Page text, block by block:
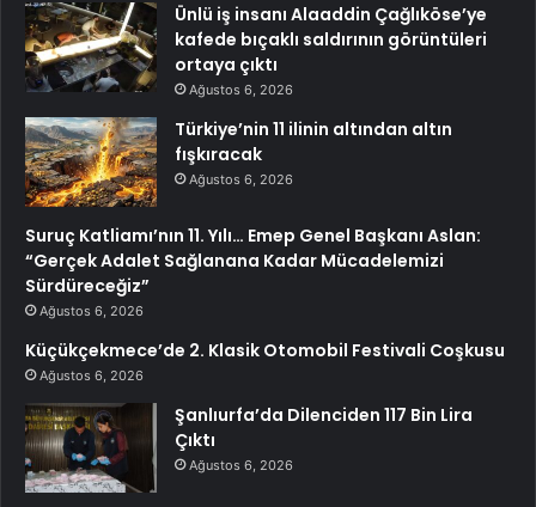
Ünlü iş insanı Alaaddin Çağlıköse’ye
kafede bıçaklı saldırının görüntüleri
ortaya çıktı
Ağustos 6, 2026
Türkiye’nin 11 ilinin altından altın
fışkıracak
Ağustos 6, 2026
Suruç Katliamı’nın 11. Yılı… Emep Genel Başkanı Aslan:
“Gerçek Adalet Sağlanana Kadar Mücadelemizi
Sürdüreceğiz”
Ağustos 6, 2026
Küçükçekmece’de 2. Klasik Otomobil Festivali Coşkusu
Ağustos 6, 2026
Şanlıurfa’da Dilenciden 117 Bin Lira
Çıktı
Ağustos 6, 2026